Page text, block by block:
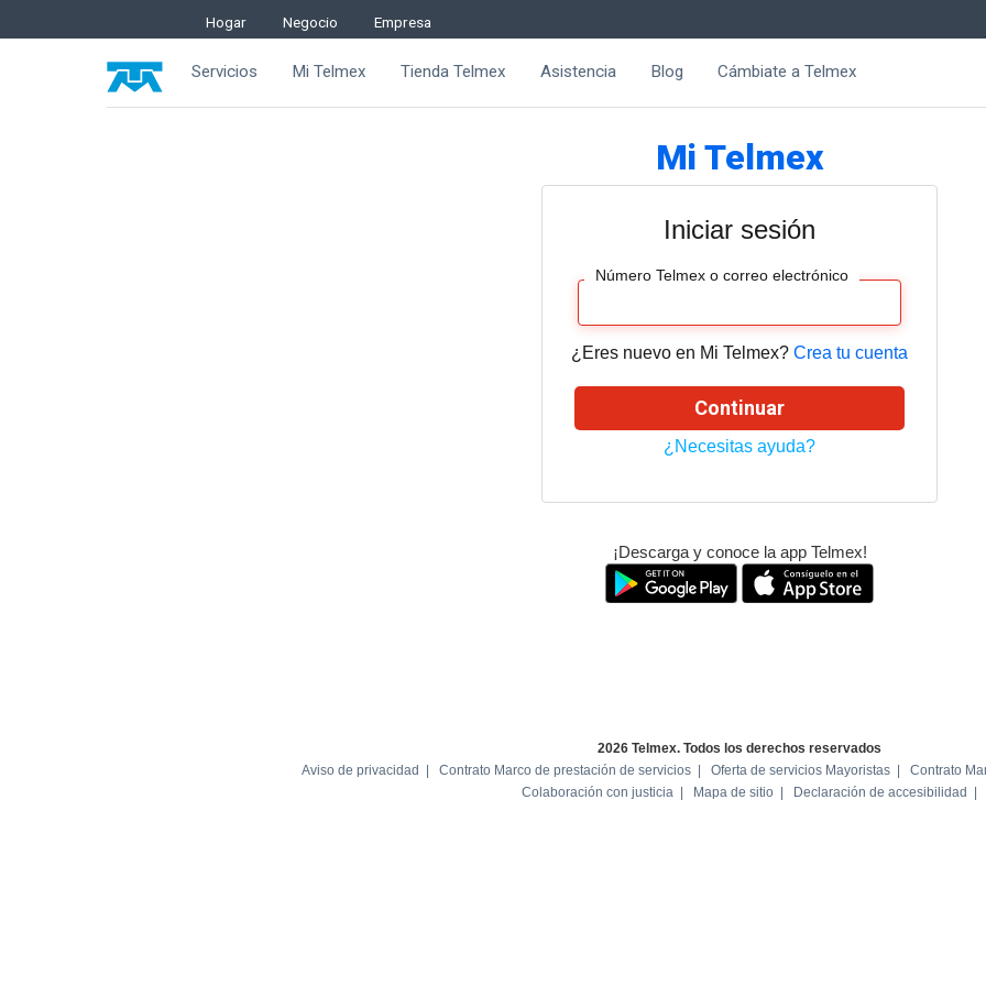
Hogar Negocio Empresa
Servicios Mi Telmex Tienda Telmex Asistencia Blog Cámbiate a Telmex
Mi Telmex
Iniciar sesión
Número Telmex o correo electrónico
¿Eres nuevo en Mi Telmex? Crea tu cuenta
Continuar
¿Necesitas ayuda?
¡Descarga y conoce la app Telmex!
2026 Telmex. Todos los derechos reservados
Aviso de privacidad
Contrato Marco de prestación de servicios Oferta de servicios Mayoristas
Contrato
Colaboración con justicia
Mapa de sitio Declaración de accesibilidad